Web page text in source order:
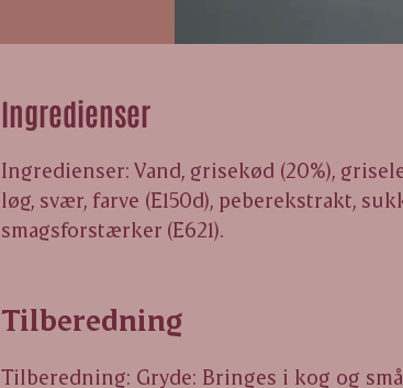
Ingredienser
Ingredienser: Vand, grisekød (20%),
løg, svær, farve (E150d), peberekstrakt,
smagsforstærker (E621).
Tilberedning
Tilberedning: Gryde: Bringes i kog og